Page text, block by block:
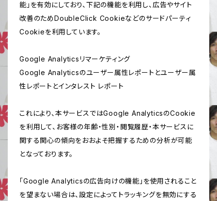
能」を有効にしており、下記の機能を利用し、広告やサイト
改善のためDoubleClick Cookieなどのサードパーティ
Cookieを利用しています。
Google Analyticsリマーケティング
Google Analyticsのユーザー属性レポートとユーザー属
性レポートとインタレスト レポート
これにより、本サービスではGoogle AnalyticsのCookie
を利用して、お客様の年齢・性別・閲覧履歴・本サービスに
関する関心の傾向をおおよそ把握するための分析が可能
となっております。
「Google Analyticsの広告向けの機能」を使用されること
を望まない場合は、設定によってトラッキングを無効にする